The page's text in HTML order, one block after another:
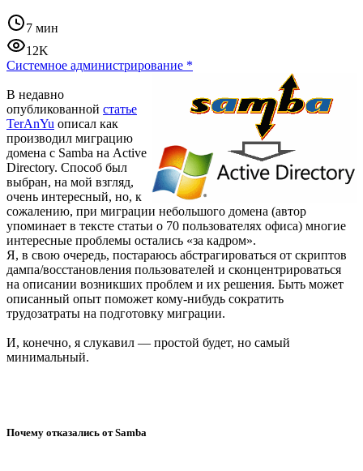
7 мин
12K
Системное администрирование *
В недавно
опубликованной статье
TerAnYu описал как
производил миграцию
домена с Samba на Active
Directory. Способ был
выбран, на мой взгляд,
очень интересный, но, к
сожалению, при миграции небольшого домена (автор
упоминает в тексте статьи о 70 пользователях офиса) многие
интересные проблемы остались «за кадром».
Я, в свою очередь, постараюсь абстрагироваться от скриптов
дампа/восстановления пользователей и сконцентрироваться
на описании возникших проблем и их решения. Быть может
описанный опыт поможет кому-нибудь сократить
трудозатраты на подготовку миграции.
И, конечно, я слукавил — простой будет, но самый
минимальный.
Почему отказались от Samba